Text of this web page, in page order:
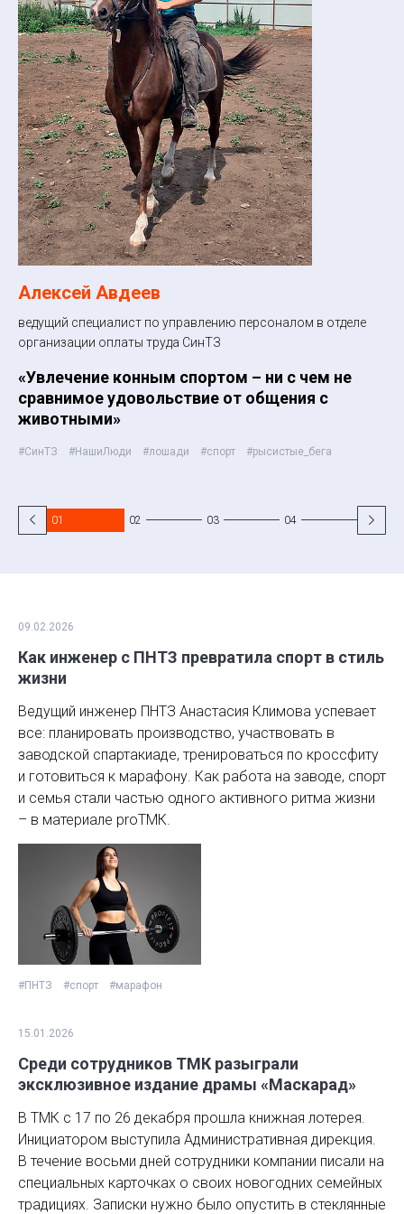
Алексей Авдеев
ведущий специалист по управлению персоналом в отделе
организации оплаты труда СинТЗ
«Увлечение конным спортом – ни с чем не
сравнимое удовольствие от общения с
животными»
#СинТЗ #НашиЛюди #лошади #спорт #рысистые_бега
01 02 03 04 05
09.02.2026
Как инженер с ПНТЗ превратила спорт в стиль
жизни
Ведущий инженер ПНТЗ Анастасия Климова успевает
все: планировать производство, участвовать в
заводской спартакиаде, тренироваться по кроссфиту
и готовиться к марафону. Как работа на заводе, спорт
и семья стали частью одного активного ритма жизни
– в материале proТМК.
#ПНТЗ #спорт #марафон
15.01.2026
Среди сотрудников ТМК разыграли
эксклюзивное издание драмы «Маскарад»
В ТМК с 17 по 26 декабря прошла книжная лотерея.
Инициатором выступила Административная дирекция.
В течение восьми дней сотрудники компании писали на
специальных карточках о своих новогодних семейных
традициях. Записки нужно было опустить в стеклянные